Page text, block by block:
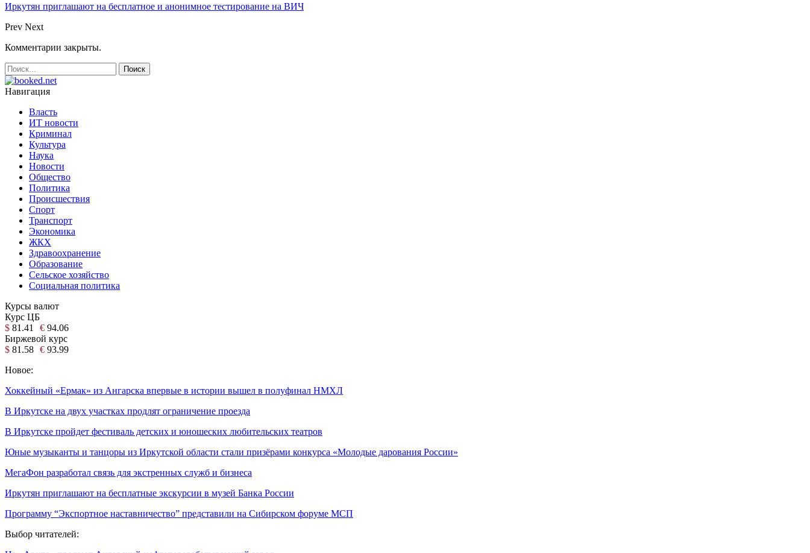
Иркутян приглашают на бесплатное и анонимное тестирование на ВИЧ
Prev Next
Комментарии закрыты.
Навигация
Власть
ИТ новости
Криминал
Культура
Наука
Новости
Общество
Политика
Происшествия
Спорт
Транспорт
Экономика
ЖКХ
Здравоохранение
Образование
Сельское хозяйство
Социальная политика
Курсы валют
Курс ЦБ
$ 81.41 € 94.06
Биржевой курс
$ 81.58 € 93.99
Новое:
Хоккейный «Ермак» из Ангарска впервые в истории вышел в полуфинал НМХЛ
В Иркутске на двух участках продлят ограничение проезда
В Иркутске пройдет фестиваль детских и юношеских любительских театров
Юные музыканты и танцоры из Иркутской области стали призёрами конкурса «Молодые дарования России»
МегаФон разработал связь для экстренных служб и бизнеса
Иркутян приглашают на бесплатные экскурсии в музей Банка России
Программу “Экспортное наставничество” представили на Сибирском форуме МСП
Выбор читателей: